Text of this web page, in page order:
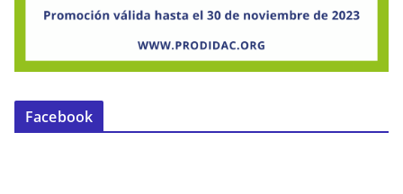
Facebook